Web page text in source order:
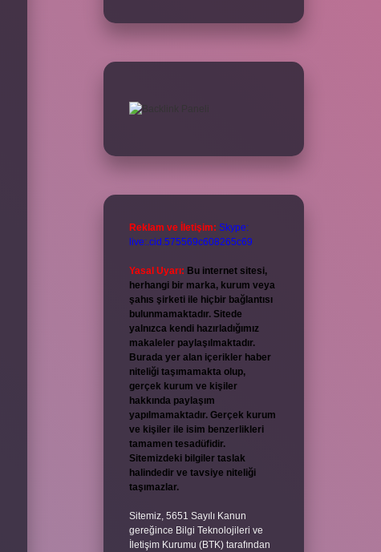
Reklam ve İletişim: Skype:
live:.cid.575569c608265c69
Yasal Uyarı: Bu internet sitesi,
herhangi bir marka, kurum veya
şahıs şirketi ile hiçbir bağlantısı
bulunmamaktadır. Sitede
yalnızca kendi hazırladığımız
makaleler paylaşılmaktadır.
Burada yer alan içerikler haber
niteliği taşımamakta olup,
gerçek kurum ve kişiler
hakkında paylaşım
yapılmamaktadır. Gerçek kurum
ve kişiler ile isim benzerlikleri
tamamen tesadüfidir.
Sitemizdeki bilgiler taslak
halindedir ve tavsiye niteliği
taşımazlar.
Sitemiz, 5651 Sayılı Kanun
gereğince Bilgi Teknolojileri ve
İletişim Kurumu (BTK) tarafından